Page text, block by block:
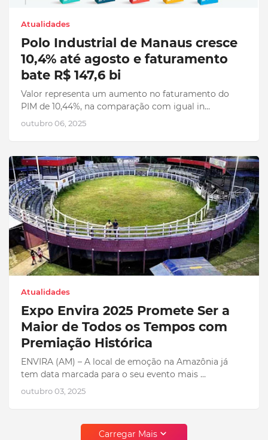
Atualidades
Polo Industrial de Manaus cresce
10,4% até agosto e faturamento
bate R$ 147,6 bi
Valor representa um aumento no faturamento do
PIM de 10,44%, na comparação com igual in…
outubro 06, 2025
Atualidades
Expo Envira 2025 Promete Ser a
Maior de Todos os Tempos com
Premiação Histórica
ENVIRA (AM) – A local de emoção na Amazônia já
tem data marcada para o seu evento mais …
outubro 03, 2025
Carregar Mais